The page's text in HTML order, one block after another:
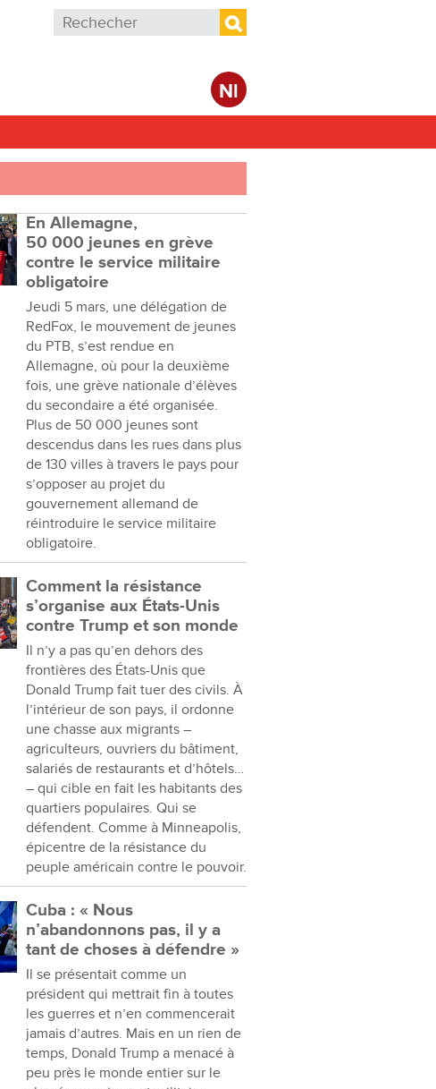
Formulaire de recherche
Rechercher
Nl
En Allemagne,
50 000 jeunes en grève
contre le service militaire
obligatoire
Jeudi 5 mars, une délégation de
RedFox, le mouvement de jeunes
du PTB, s’est rendue en
Allemagne, où pour la deuxième
fois, une grève nationale d’élèves
du secondaire a été organisée.
Plus de 50 000 jeunes sont
descendus dans les rues dans plus
de 130 villes à travers le pays pour
s’opposer au projet du
gouvernement allemand de
réintroduire le service militaire
obligatoire.
Comment la résistance
s’organise aux États-Unis
contre Trump et son monde
Il n’y a pas qu’en dehors des
frontières des États-Unis que
Donald Trump fait tuer des civils. À
l’intérieur de son pays, il ordonne
une chasse aux migrants –
agriculteurs, ouvriers du bâtiment,
salariés de restaurants et d’hôtels…
– qui cible en fait les habitants des
quartiers populaires. Qui se
défendent. Comme à Minneapolis,
épicentre de la résistance du
peuple américain contre le pouvoir.
Cuba : « Nous
n’abandonnons pas, il y a
tant de choses à défendre »
Il se présentait comme un
président qui mettrait fin à toutes
les guerres et n’en commencerait
jamais d’autres. Mais en un rien de
temps, Donald Trump a menacé à
peu près le monde entier sur le